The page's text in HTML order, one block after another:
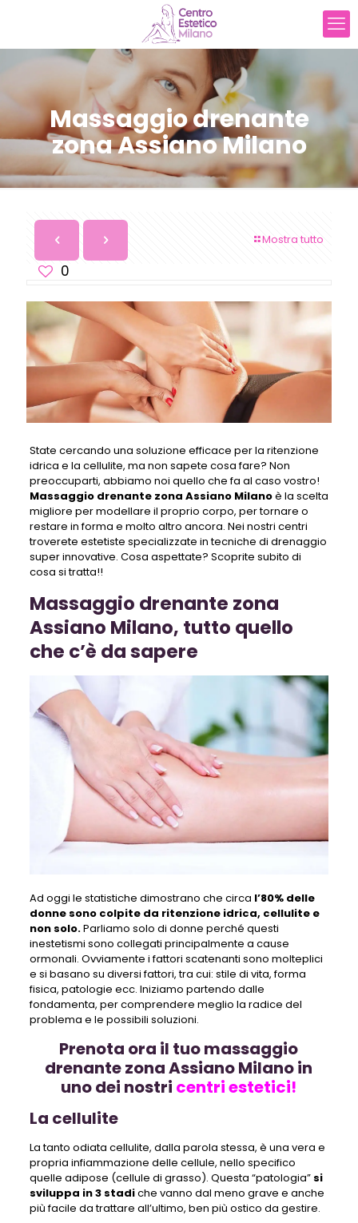
Massaggio drenante
zona Assiano Milano
Mostra tutto
0
State cercando una soluzione efficace per la ritenzione
idrica e la cellulite, ma non sapete cosa fare? Non
preoccuparti, abbiamo noi quello che fa al caso vostro!
Massaggio drenante zona Assiano Milanoè la scelta
migliore per modellare il proprio corpo, per tornare o
restare in forma e molto altro ancora. Nei nostri centri
troverete estetiste specializzate in tecniche di drenaggio
super innovative. Cosa aspettate? Scoprite subito di
cosa si tratta!!
Massaggio drenante zona
Assiano Milano, tutto quello
che c’è da sapere
Ad oggi le statistiche dimostrano che circa l’80% delle
donne sono colpite da ritenzione idrica, cellulite e
non solo.Parliamo solo di donne perché questi
inestetismi sono collegati principalmente a cause
ormonali. Ovviamente i fattori scatenanti sono molteplici
e si basano su diversi fattori, tra cui: stile di vita, forma
fisica, patologie ecc. Iniziamo partendo dalle
fondamenta, per comprendere meglio la radice del
problema e le possibili soluzioni.
Prenota ora il tuo massaggio
drenante zona Assiano Milano in
uno dei nostri centri estetici!
La cellulite
La tanto odiata cellulite, dalla parola stessa, è una vera e
propria infiammazione delle cellule, nello specifico
quelle adipose (cellule di grasso). Questa “patologia” si
sviluppa in 3 stadiche vanno dal meno grave e anche
più facile da trattare all’ultimo, ben più ostico da gestire.